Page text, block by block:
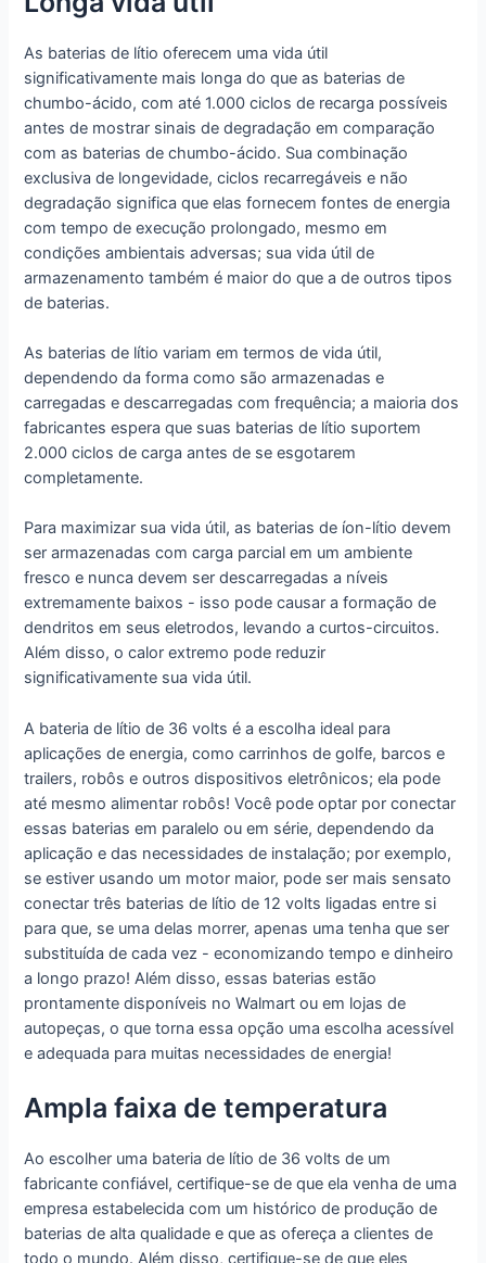
As baterias de lítio oferecem uma vida útil
significativamente mais longa do que as baterias de
chumbo-ácido, com até 1.000 ciclos de recarga possíveis
antes de mostrar sinais de degradação em comparação
com as baterias de chumbo-ácido. Sua combinação
exclusiva de longevidade, ciclos recarregáveis e não
degradação significa que elas fornecem fontes de energia
com tempo de execução prolongado, mesmo em
condições ambientais adversas; sua vida útil de
armazenamento também é maior do que a de outros tipos
de baterias.
As baterias de lítio variam em termos de vida útil,
dependendo da forma como são armazenadas e
carregadas e descarregadas com frequência; a maioria dos
fabricantes espera que suas baterias de lítio suportem
2.000 ciclos de carga antes de se esgotarem
completamente.
Para maximizar sua vida útil, as baterias de íon-lítio devem
ser armazenadas com carga parcial em um ambiente
fresco e nunca devem ser descarregadas a níveis
extremamente baixos - isso pode causar a formação de
dendritos em seus eletrodos, levando a curtos-circuitos.
Além disso, o calor extremo pode reduzir
significativamente sua vida útil.
A bateria de lítio de 36 volts é a escolha ideal para
aplicações de energia, como carrinhos de golfe, barcos e
trailers, robôs e outros dispositivos eletrônicos; ela pode
até mesmo alimentar robôs! Você pode optar por conectar
essas baterias em paralelo ou em série, dependendo da
aplicação e das necessidades de instalação; por exemplo,
se estiver usando um motor maior, pode ser mais sensato
conectar três baterias de lítio de 12 volts ligadas entre si
para que, se uma delas morrer, apenas uma tenha que ser
substituída de cada vez - economizando tempo e dinheiro
a longo prazo! Além disso, essas baterias estão
prontamente disponíveis no Walmart ou em lojas de
autopeças, o que torna essa opção uma escolha acessível
e adequada para muitas necessidades de energia!
Ampla faixa de temperatura
Ao escolher uma bateria de lítio de 36 volts de um
fabricante confiável, certifique-se de que ela venha de uma
empresa estabelecida com um histórico de produção de
baterias de alta qualidade e que as ofereça a clientes de
todo o mundo. Além disso, certifique-se de que eles